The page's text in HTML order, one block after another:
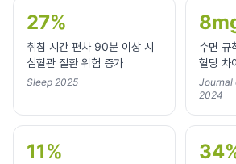
27%
취침 시간 편차 90분 이상 시
심혈관 질환 위험 증가
Sleep 2025
수면 규
혈당 차
Journal
2024
11%